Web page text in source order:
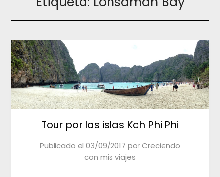
Tour por las islas Koh Phi Phi
Publicado el 03/09/2017 porCreciendo
con mis viajes